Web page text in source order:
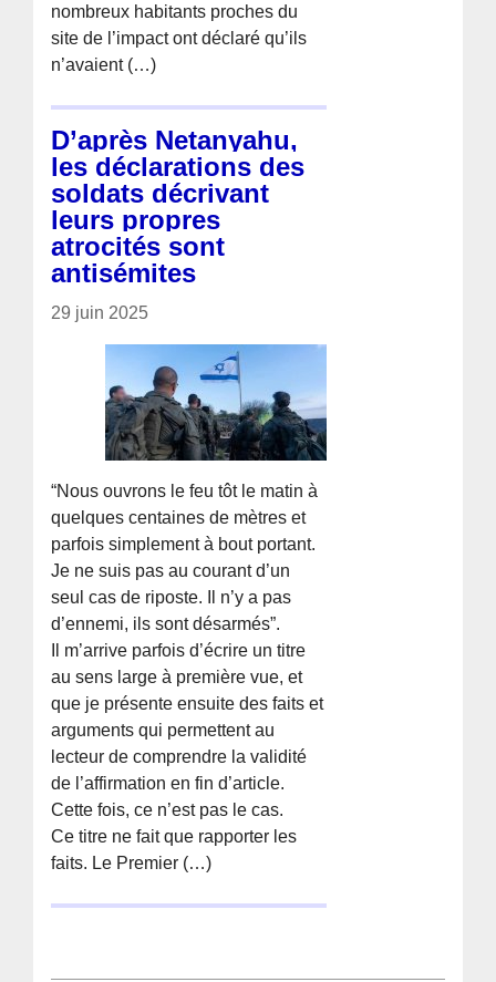
nombreux habitants proches du
site de l’impact ont déclaré qu’ils
n’avaient (…)
D’après Netanyahu,
les déclarations des
soldats décrivant
leurs propres
atrocités sont
antisémites
29 juin 2025
“Nous ouvrons le feu tôt le matin à
quelques centaines de mètres et
parfois simplement à bout portant.
Je ne suis pas au courant d’un
seul cas de riposte. Il n’y a pas
d’ennemi, ils sont désarmés”.
Il m’arrive parfois d’écrire un titre
au sens large à première vue, et
que je présente ensuite des faits et
arguments qui permettent au
lecteur de comprendre la validité
de l’affirmation en fin d’article.
Cette fois, ce n’est pas le cas.
Ce titre ne fait que rapporter les
faits. Le Premier (…)